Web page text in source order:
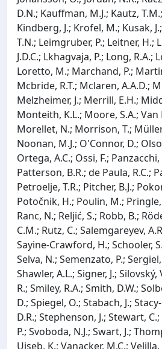
D.N.; Kauffman, M.J.; Kautz,
Kindberg, J.; Krofel, M.; Kusak,
T.N.; Leimgruber, P.; Leitner, H.;
J.D.C.; Lkhagvaja, P.; Long, R.A.;
Loretto, M.; Marchand, P.;
Mcbride, R.T.; Mclaren, A.A.D.;
Melzheimer, J.; Merrill, E.H.;
Monteith, K.L.; Moore, S.A.; Van
Morellet, N.; Morrison, T.;
Noonan, M.J.; O'Connor, D.;
Ortega, A.C.; Ossi, F.;
Patterson, B.R.; de Paula, R.C.;
Petroelje, T.R.; Pitcher, B.J.;
Potočnik, H.; Poulin, M.; Pringle,
Ranc, N.; Reljić, S.; Robb, B.;
C.M.; Rutz, C.; Salemgareyev,
Sayine-Crawford, H.; Schooler,
Selva, N.; Semenzato, P.;
Shawler, A.L.; Signer, J.; Silovský,
R.; Smiley, R.A.; Smith, D.W.;
D.; Spiegel, O.; Stabach, J.;
D.R.; Stephenson, J.; Stewart,
P.; Svoboda, N.J.; Swart, J.;
Uiseb, K.; Vanacker, M.C.;